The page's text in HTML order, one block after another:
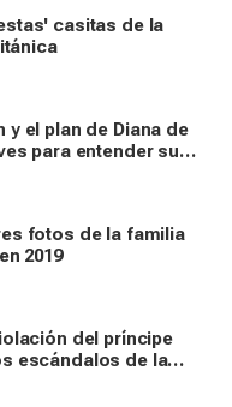
casitas de la
y el plan de Diana de
para entender su
fotos de la familia
2019
del príncipe
escándalos de la